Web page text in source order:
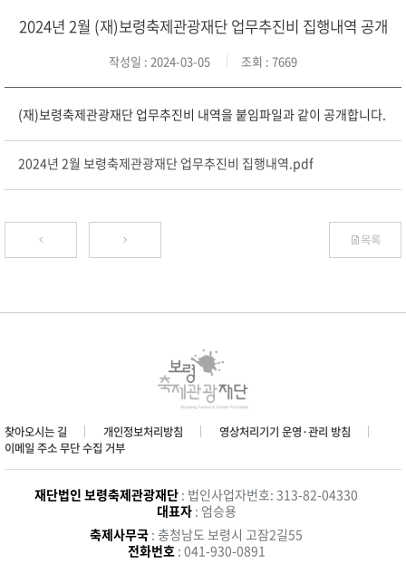
2024년 2월 (재)보령축제관광재단 업무추진비 집행내역 공개
작성일 : 2024-03-05 조회 : 7669
(재)보령축제관광재단 업무추진비 내역을 붙임파일과 같이 공개합니다.
2024년 2월 보령축제관광재단 업무추진비 집행내역.pdf
목록
찾아오시는 길 개인정보처리방침
영상처리기기 운영·관리 방침
이메일 주소 무단 수집 거부
재단법인 보령축제관광재단 : 법인사업자번호: 313-82-04330
대표자: 엄승용
축제사무국 : 충청남도 보령시 고잠2길55
전화번호 : 041-930-0891